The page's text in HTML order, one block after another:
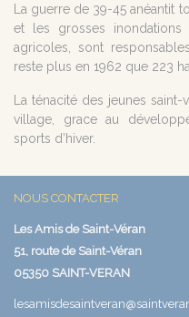
La guerre de 39-45 anéantit
et les grosses inondations
agricoles, sont
reste plus en 1962 que 223
La ténacité des jeunes
village, grace au
sports d’hiver.
NOUS CONTACTER
Les Amis de Saint-Véran
51, route de Saint-Véran
05350 SAINT-VERAN